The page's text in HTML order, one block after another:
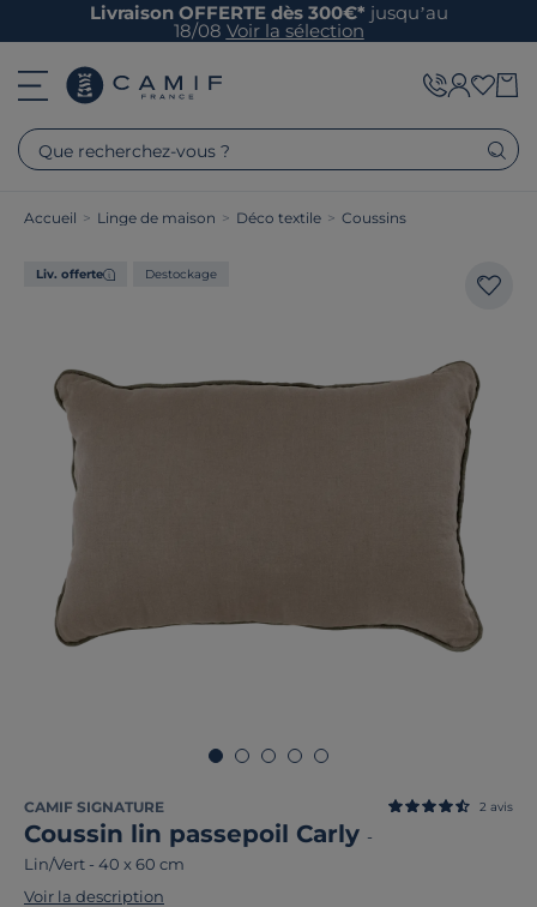
Livraison OFFERTE dès 300€* jusqu’au
18/08 Voir la sélection
Que recherchez-vous ?
Accueil > Linge de maison > Déco textile > Coussins
Liv. offerte Destockage
CAMIF SIGNATURE
Coussin lin passepoil Carly -
Lin/Vert - 40 x 60 cm
2 avis
Voir la description